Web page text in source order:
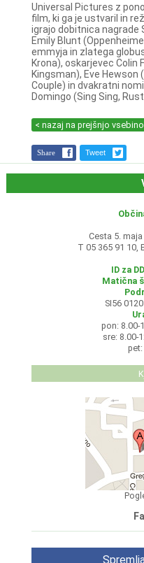
Universal Pictures z
film, ki ga je ustvaril in
igrajo dobitnica nagrade
Emily Blunt
emmyja in zlatega
Krona), oskarjevec Colin
Kingsman), Eve
Couple) in dvakratni
Domingo (Sing Sing,
< nazaj na prejšnjo vsebino
Share Tweet
Cesta 5.
T 05 365 91 10,
ID za
Matična
SI56
pon: 8.00-
sre: 8.00-
pet: